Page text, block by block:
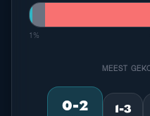
1%
MEEST
0-2 1-3